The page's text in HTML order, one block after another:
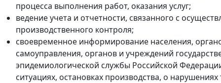
процесса выполнения работ, оказания услуг;
ведение учета и отчетности, связанного с
производственного контроля;
своевременное информирование населения,
самоуправления, органов и учреждений
эпидемиологической службы Российской
ситуациях, остановках производства, о нарушениях